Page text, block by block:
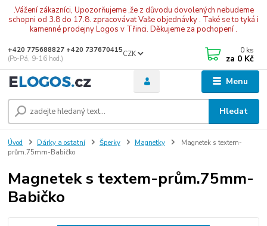
.Vážení zákazníci, Upozorňujeme ,že z důvodu dovolených nebudeme
schopni od 3.8 do 17.8. zpracovávat Vaše objednávky . Také se to tyká i
kamenné prodejny Logos v Třinci. Děkujeme za pochopení .
Menu
CZK
Hledat
+420 775688827 +420 737670415
(Po-Pá, 9-16 hod.)
0 ks
za 0 Kč
Úvod Dárky a ostatní Šperky Magnetky
Magnetek s textem-
prům.75mm-Babičko
Magnetek s textem-prům.75mm-
Babičko